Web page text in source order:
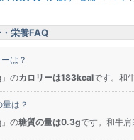
栄養FAQ
は？
のカロリーは183kcalです。和
は？
の糖質の量は0.3gです。和牛